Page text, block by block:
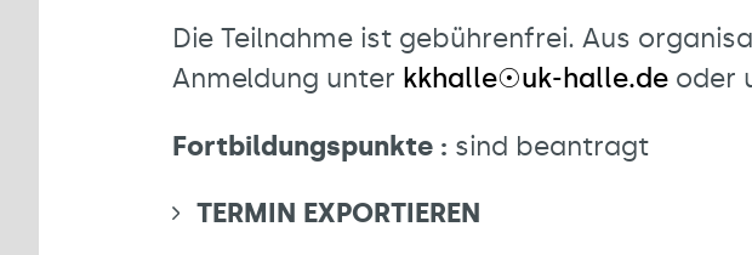
Die Teilnahme ist gebührenfrei. Aus
Anmeldung unter kkhalle☉uk-halle.de oder
Fortbildungspunkte : sind beantragt
TERMIN EXPORTIEREN